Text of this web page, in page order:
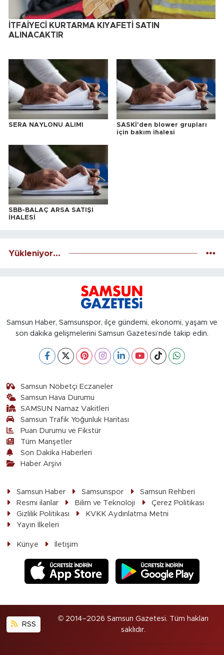
İTFAİYECİ KURTARMA KIYAFETİ SATIN
ALINACAKTIR
SERA NAYLONU ALIMI
SASKİ'den blower grupları
için bakım ihalesi
SBB-BALAÇ ARSA SATIŞI
İHALESİ
Yükleniyor...
Samsun Haber, Samsunspor, ilçe gündemi, ekonomi, yaşam ve
son dakika gelişmelerini Samsun Gazetesi’nde takip edin.
Samsun Nöbetçi Eczaneler
Samsun Hava Durumu
SAMSUN Namaz Vakitleri
Samsun Trafik Yoğunluk Haritası
Puan Durumu ve Fikstür
Tüm Manşetler
Son Dakika Haberleri
Haber Arşivi
Samsun Haber Samsunspor
Samsun Rehberi
Resmi ilanlar
Bilim ve Teknoloji
Çerez Politikası
Gizlilik Politikası
KVKK Aydınlatma Metni
Yayın İlkeleri
Künye İletişim
RSS
© 2014–2026 Samsun Gazetesi. Tüm hakları
saklıdır.